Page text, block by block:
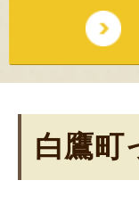
白鷹町